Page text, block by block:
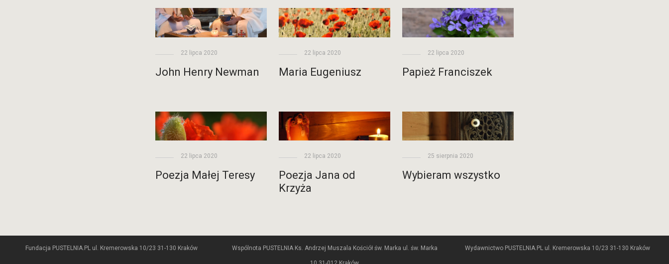
22 lipca 2020
John Henry Newman
22 lipca 2020
Maria Eugeniusz
22 lipca 2020
Papież Franciszek
22 lipca 2020
Poezja Małej Teresy
22 lipca 2020
Poezja Jana od
Krzyża
25 sierpnia 2020
Wybieram wszystko
Fundacja PUSTELNIA.PL ul. Kremerowska 10/23 31-130 Kraków Wspólnota PUSTELNIA Ks. Andrzej Muszala Kościół św. Marka ul. św. Marka Wydawnictwo PUSTELNIA.PL ul. Kremerowska 10/23 31-130 Kraków